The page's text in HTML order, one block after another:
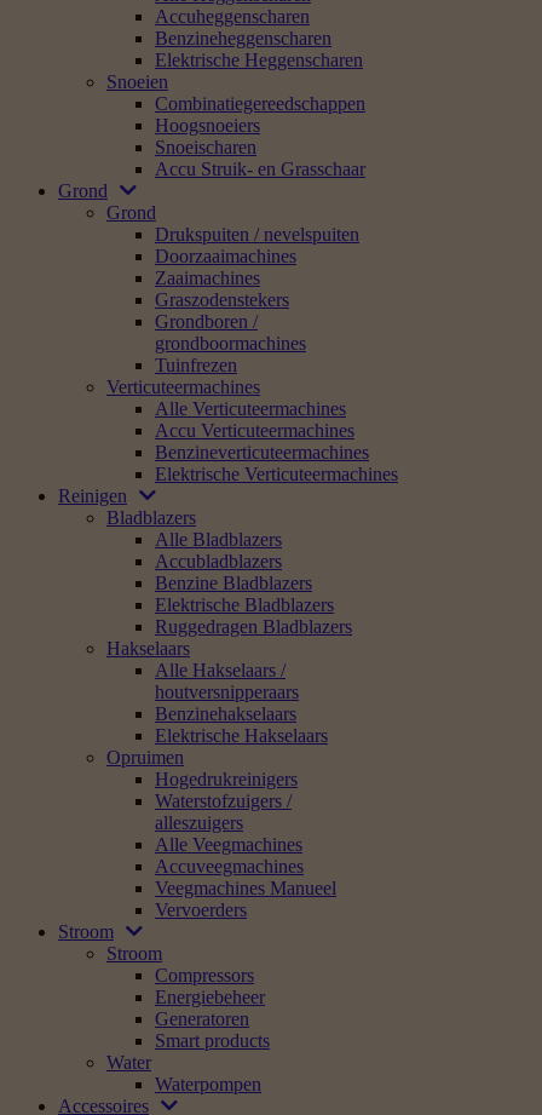
Accuheggenscharen
Benzineheggenscharen
Elektrische Heggenscharen
Snoeien
Combinatiegereedschappen
Hoogsnoeiers
Snoeischaren
Accu Struik- en Grasschaar
Grond
Grond
Drukspuiten / nevelspuiten
Doorzaaimachines
Zaaimachines
Graszodenstekers
Grondboren /
grondboormachines
Tuinfrezen
Verticuteermachines
Alle Verticuteermachines
Accu Verticuteermachines
Benzineverticuteermachines
Elektrische Verticuteermachines
Reinigen
Bladblazers
Alle Bladblazers
Accubladblazers
Benzine Bladblazers
Elektrische Bladblazers
Ruggedragen Bladblazers
Hakselaars
Alle Hakselaars /
houtversnipperaars
Benzinehakselaars
Elektrische Hakselaars
Opruimen
Hogedrukreinigers
Waterstofzuigers /
alleszuigers
Alle Veegmachines
Accuveegmachines
Veegmachines Manueel
Vervoerders
Stroom
Stroom
Compressors
Energiebeheer
Generatoren
Smart products
Water
Waterpompen
Accessoires